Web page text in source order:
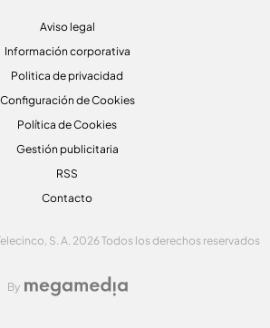
Aviso legal
Información corporativa
Politica de privacidad
Configuración de Cookies
Política de Cookies
Gestión publicitaria
RSS
Contacto
S. A. 2026 Todos los derechos reservados
By